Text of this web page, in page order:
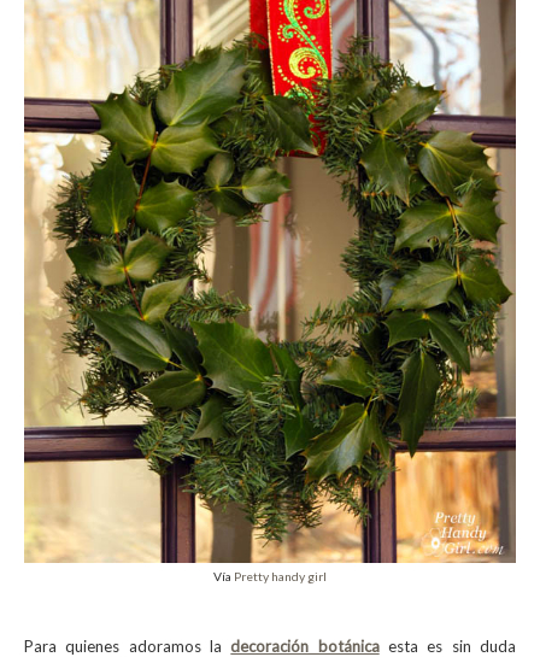
Vía Pretty handy girl
Para quienes adoramos ladecoración botánicaesta es sin duda